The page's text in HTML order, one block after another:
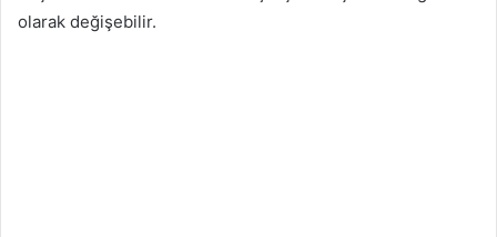
olarak değişebilir.